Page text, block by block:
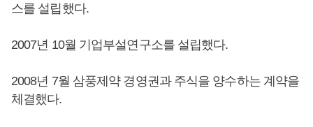
스를 설립했다.
2007년 10월 기업부설연구소를 설립했다.
2008년 7월 삼풍제약 경영권과 주식을 양수하는 계약을
체결했다.